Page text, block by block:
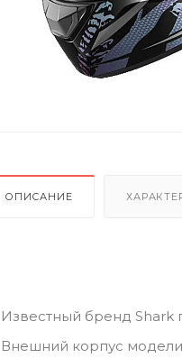
ОПИСАНИЕ
Известный бренд Shark
Внешний корпус модели